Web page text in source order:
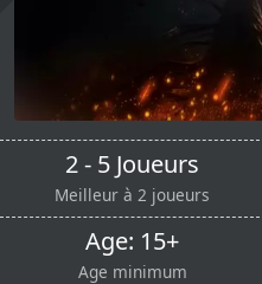
2 - 5 Joueurs
Meilleur à 2 joueurs
Age: 15+
Age minimum